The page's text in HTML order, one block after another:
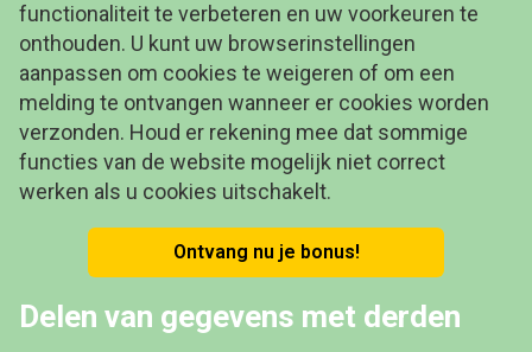
functionaliteit te verbeteren en uw voorkeuren te
onthouden. U kunt uw browserinstellingen
aanpassen om cookies te weigeren of om een
melding te ontvangen wanneer er cookies worden
verzonden. Houd er rekening mee dat sommige
functies van de website mogelijk niet correct
werken als u cookies uitschakelt.
Ontvang nu je bonus!
Delen van gegevens met derden